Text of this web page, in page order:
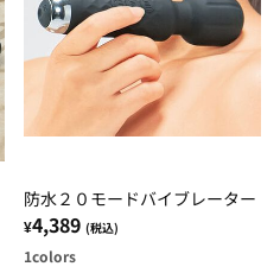
防水２０モードバイブレーター
¥4,389 (税込)
1colors